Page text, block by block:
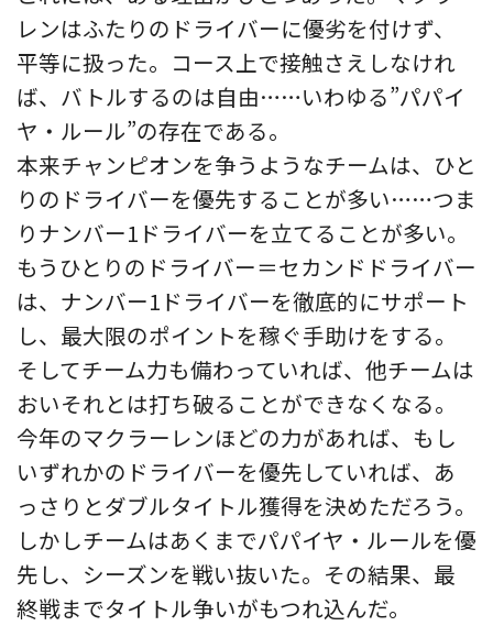
レンはふたりのドライバーに優劣を付けず、
平等に扱った。コース上で接触さえしなけれ
ば、バトルするのは自由……いわゆる”パパイ
ヤ・ルール”の存在である。
本来チャンピオンを争うようなチームは、ひと
りのドライバーを優先することが多い……つま
りナンバー1ドライバーを立てることが多い。
もうひとりのドライバー＝セカンドドライバー
は、ナンバー1ドライバーを徹底的にサポート
し、最大限のポイントを稼ぐ手助けをする。
そしてチーム力も備わっていれば、他チームは
おいそれとは打ち破ることができなくなる。
今年のマクラーレンほどの力があれば、もし
いずれかのドライバーを優先していれば、あ
っさりとダブルタイトル獲得を決めただろう。
しかしチームはあくまでパパイヤ・ルールを優
先し、シーズンを戦い抜いた。その結果、最
終戦までタイトル争いがもつれ込んだ。